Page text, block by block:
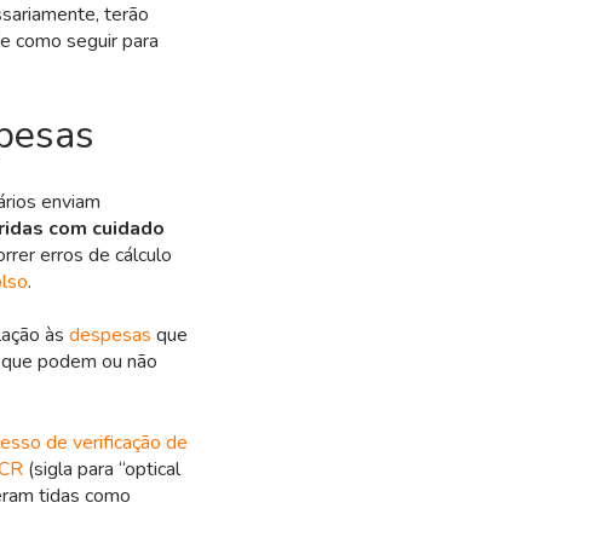
terão
como seguir para
enviam
com cuidado
erros de cálculo
.
às despesas que
podem ou não
de verificação de
(sigla para “optical
tidas como